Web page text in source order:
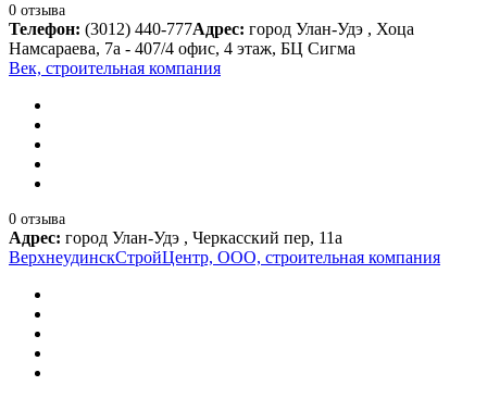
0 отзыва
Телефон: (3012) 440-777Адрес: город Улан-Удэ , Хоца
Намсараева, 7а - 407/4 офис, 4 этаж, БЦ Сигма
Век, строительная компания
0 отзыва
Адрес: город Улан-Удэ , Черкасский пер, 11а
ВерхнеудинскСтройЦентр, ООО, строительная компания